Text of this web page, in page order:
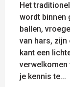
Het
wordt binnen
ballen,
van hars, zijn
kant een
verwelkomen
je kennis te...